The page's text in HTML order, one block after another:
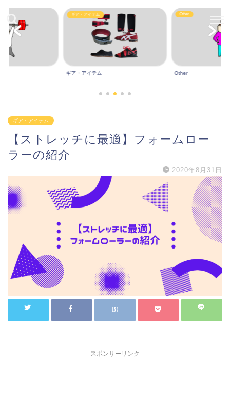
ギア・アイテム
ギア・アイテム
Other
Other
ギア・アイテム
【ストレッチに最適】フォームロー
ラーの紹介
2020年8月31日
スポンサーリンク